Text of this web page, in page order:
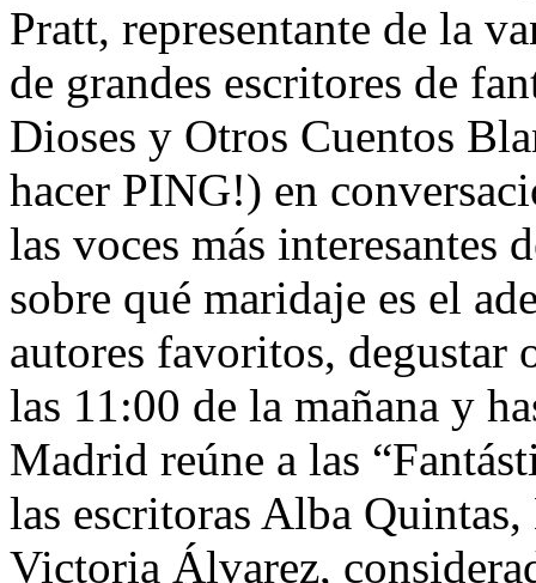
Pratt, representante de la
de grandes escritores de
Dioses y Otros Cuentos
hacer PING!) en
las voces más interesantes
sobre qué maridaje es el
autores favoritos, degustar
las 11:00 de la mañana y
Madrid reúne a las
las escritoras Alba
Victoria Álvarez,